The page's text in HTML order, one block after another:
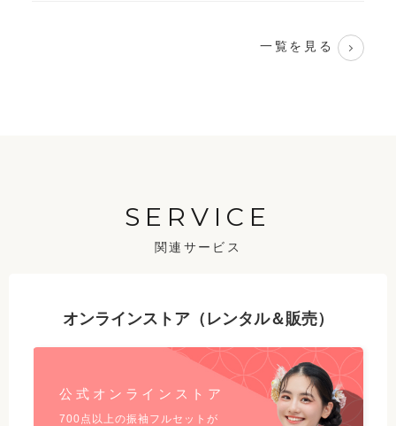
一覧を見る
SERVICE
関連サービス
オンラインストア（レンタル＆販売）
公式オンラインストア
700点以上の振袖フルセットが